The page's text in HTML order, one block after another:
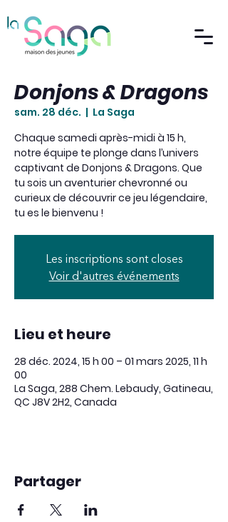
Donjons & Dragons
sam. 28 déc.
  |
La Saga
Chaque samedi après-midi à 15 h,
notre équipe te plonge dans l’univers
captivant de Donjons & Dragons. Que
tu sois un aventurier chevronné ou
curieux de découvrir ce jeu légendaire,
tu es le bienvenu !
Les inscriptions sont closes
Voir d'autres événements
Lieu et heure
28 déc. 2024, 15 h 00 – 01 mars 2025, 11 h
00
La Saga, 288 Chem. Lebaudy, Gatineau,
QC J8V 2H2, Canada
Partager